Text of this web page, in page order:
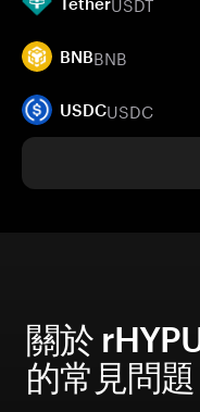
BNBBNB
USDCUSDC
關於
的常見問題